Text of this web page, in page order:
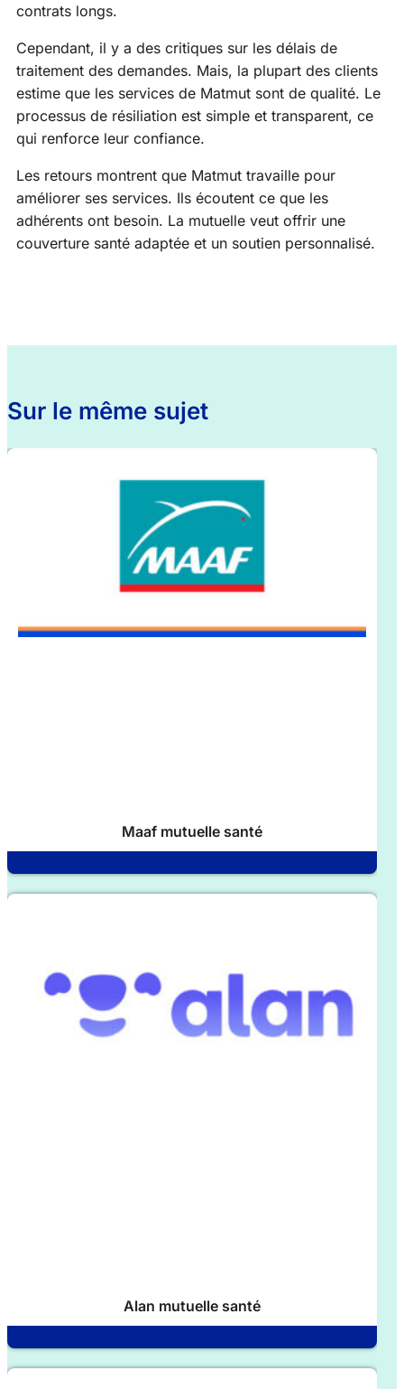
contrats longs.
Cependant, il y a des critiques sur les délais de
traitement des demandes. Mais, la plupart des clients
estime que les services de Matmut sont de qualité. Le
processus de résiliation est simple et transparent, ce
qui renforce leur confiance.
Les retours montrent que Matmut travaille pour
améliorer ses services. Ils écoutent ce que les
adhérents ont besoin. La mutuelle veut offrir une
couverture santé adaptée et un soutien personnalisé.
Sur le même sujet
Maaf mutuelle santé
Alan mutuelle santé